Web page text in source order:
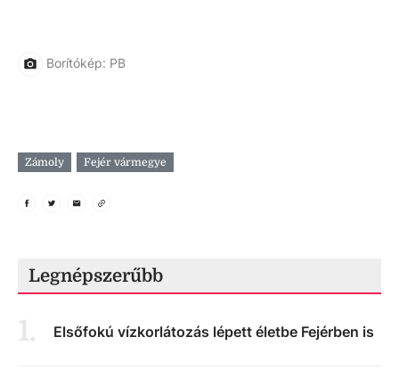
Borítókép: PB
Zámoly Fejér vármegye
Legnépszerűbb
1. Elsőfokú vízkorlátozás lépett életbe Fejérben is